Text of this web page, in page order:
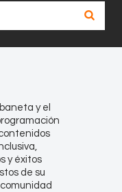
y el
y éxitos
de su